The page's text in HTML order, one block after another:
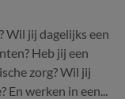
Wil jij dagelijks een
Heb jij een
zorg? Wil jij
En werken in een...